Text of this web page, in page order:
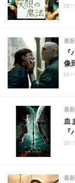
像
最
血
最
最